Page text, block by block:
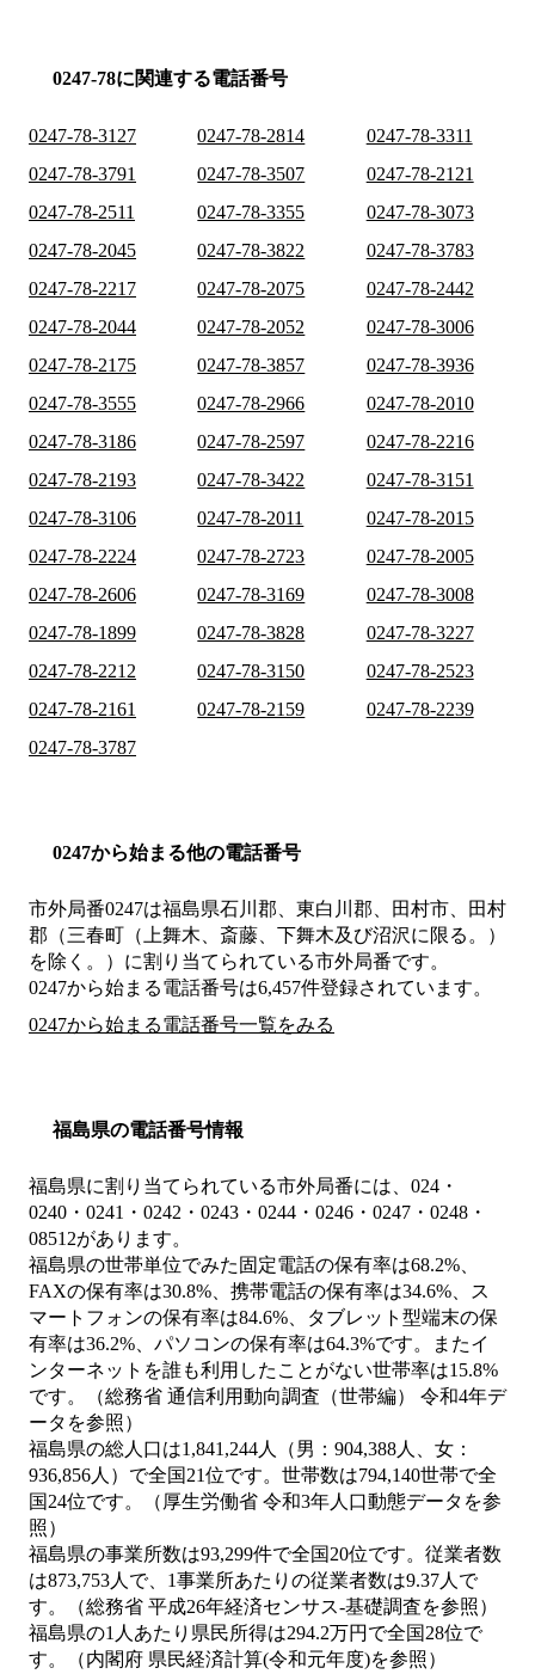
0247-78に関連する電話番号
0247-78-3127 0247-78-2814
0247-78-3311
0247-78-3791
0247-78-3507
0247-78-2121
0247-78-2511
0247-78-3355
0247-78-3073
0247-78-2045
0247-78-3822
0247-78-3783
0247-78-2217
0247-78-2075
0247-78-2442
0247-78-2044
0247-78-2052
0247-78-3006
0247-78-2175
0247-78-3857
0247-78-3936
0247-78-3555
0247-78-2966
0247-78-2010
0247-78-3186
0247-78-2597
0247-78-2216
0247-78-2193
0247-78-3422
0247-78-3151
0247-78-3106
0247-78-2011
0247-78-2015
0247-78-2224
0247-78-2723
0247-78-2005
0247-78-2606
0247-78-3169
0247-78-3008
0247-78-1899
0247-78-3828
0247-78-3227
0247-78-2212
0247-78-3150
0247-78-2523
0247-78-2161
0247-78-2159
0247-78-2239
0247-78-3787
0247から始まる他の電話番号
市外局番0247は福島県石川郡、東白川郡、田村市、田村
郡（三春町（上舞木、斎藤、下舞木及び沼沢に限る。）
を除く。） に割り当てられている市外局番です。
0247から始まる電話番号は6,457件登録されています。
0247から始まる電話番号一覧をみる
福島県の電話番号情報
福島県に割り当てられている市外局番には、024・
0240・0241・0242・0243・0244・0246・0247・0248・
08512があります。
福島県の世帯単位でみた固定電話の保有率は68.2%、
FAXの保有率は30.8%、携帯電話の保有率は34.6%、ス
マートフォンの保有率は84.6%、タブレット型端末の保
有率は36.2%、パソコンの保有率は64.3%です。またイ
ンターネットを誰も利用したことがない世帯率は15.8%
です。（総務省 通信利用動向調査（世帯編） 令和4年デ
ータを参照）
福島県の総人口は1,841,244人（男：904,388人、女：
936,856人）で全国21位です。世帯数は794,140世帯で全
国24位です。（厚生労働省 令和3年人口動態データを参
照）
福島県の事業所数は93,299件で全国20位です。従業者数
は873,753人で、1事業所あたりの従業者数は9.37人で
す。（総務省 平成26年経済センサス‐基礎調査を参照）
福島県の1人あたり県民所得は294.2万円で全国28位で
す。（内閣府 県民経済計算(令和元年度)を参照）